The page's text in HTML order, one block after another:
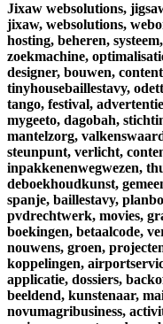
Jixaw websolutions,
jixaw, websolutions,
hosting, beheren, systeem,
zoekmachine,
designer, bouwen,
tinyhousebaillestavy,
tango, festival,
mygeeto, dagobah,
mantelzorg,
steunpunt, verlicht,
inpakkenenwegwezen,
deboekhoudkunst,
spanje, baillestavy,
pvdrechtwerk, movies,
boekingen, betaalcode,
nouwens, groen,
koppelingen,
applicatie, dossiers,
beeldend, kunstenaar,
novumagribusiness,